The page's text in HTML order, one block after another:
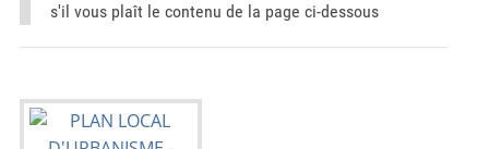
s'il vous plaît le contenu de la page ci-dessous